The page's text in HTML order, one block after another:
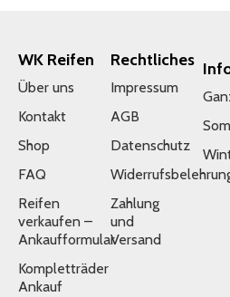
WK Reifen
Über uns
Kontakt
Shop
FAQ
Reifen
verkaufen –
Ankaufformular
Kompletträder
Ankauf
Rechtliches
Impressum
AGB
Datenschutz
Zahlung
und
Versand